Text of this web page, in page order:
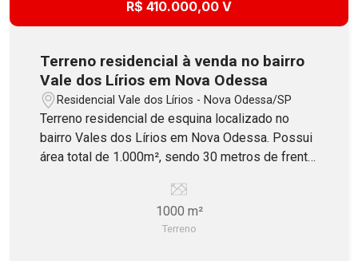
R$ 410.000,00 V
Terreno residencial à venda no bairro
Vale dos Lírios em Nova Odessa
Residencial Vale dos Lírios - Nova Odessa/SP
Terreno residencial de esquina localizado no
bairro Vales dos Lírios em Nova Odessa. Possui
área total de 1.000m², sendo 30 metros de frente
de água da rede publica, esgoto e energia. Estuda
permuta com veículo!1000 m²
Terreno